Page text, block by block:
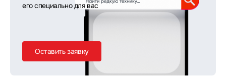
его специально для вас
Оставить заявку